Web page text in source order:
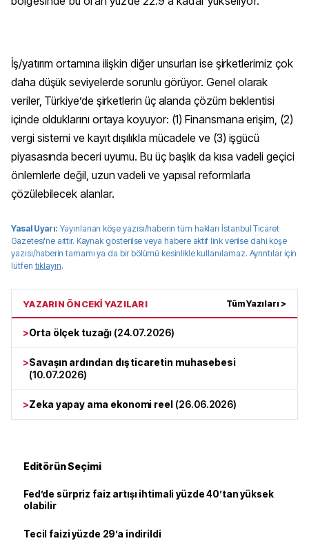
İş/yatırım ortamına ilişkin diğer unsurları ise şirketlerimiz çok
daha düşük seviyelerde sorunlu görüyor. Genel olarak
veriler, Türkiye’de şirketlerin üç alanda çözüm beklentisi
içinde olduklarını ortaya koyuyor: (1) Finansmana erişim, (2)
vergi sistemi ve kayıt dışılıkla mücadele ve (3) işgücü
piyasasında beceri uyumu. Bu üç başlık da kısa vadeli geçici
önlemlerle değil, uzun vadeli ve yapısal reformlarla
çözülebilecek alanlar.
Yasal Uyarı: Yayınlanan köşe yazısı/haberin tüm haklarıİstanbul Ticaret
Gazetesi'ne aittir. Kaynak gösterilse veya habere aktif link verilse dahi köşe
yazısı/haberin tamamı ya da bir bölümü kesinlikle kullanılamaz. Ayrıntılar için
lütfen tıklayın.
YAZARIN ÖNCEKİ YAZILARI Tüm Yazıları >
>Orta ölçek tuzağı(24.07.2026)
>Savaşın ardından dış ticaretin muhasebesi
(10.07.2026)
>Zeka yapay ama ekonomi reel (26.06.2026)
Editörün Seçimi
Fed’de sürpriz faiz artışı ihtimali yüzde 40’tan yüksek
olabilir
Tecil faizi yüzde 29’a indirildi